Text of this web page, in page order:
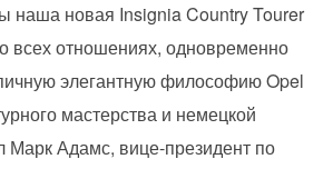
наша новая Insignia Country Tourer
всех отношениях, одновременно
элегантную философию Opel
мастерства и немецкой
Марк Адамс, вице-президент по